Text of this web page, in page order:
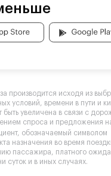
производится исходя из
условий, времени в пути и
быть увеличена в связи с
спроса и предложения
обозначаемый символом
назначения во время
пассажира, платного
суток и в иных случаях.